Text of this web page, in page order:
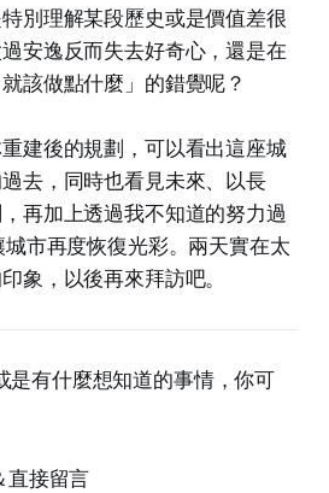
別理解某段歷史或是價值差很
安逸反而失去好奇心，還是在
該做點什麼」的錯覺呢？
建後的規劃，可以看出這座城
去，同時也看見未來、以長
再加上透過我不知道的努力過
市再度恢復光彩。兩天實在太
象，以後再來拜訪吧。
是有什麼想知道的事情，你可
直接留言